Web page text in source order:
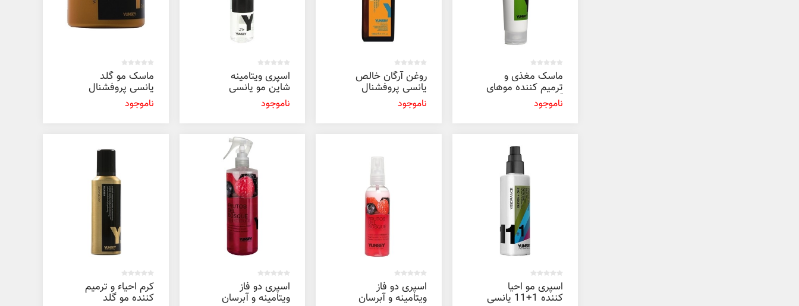
ماسک مغذی و
ترمیم کننده موهای
آسیب دیده الترا
یانسی پروفشنال
ناموجود
روغن آرگان خالص
یانسی پروفشنال
100 میل
ناموجود
اسپری ویتامینه
شاین مو یانسی
200 میل
ناموجود
ماسک مو گلد
یانسی پروفشنال
500 میل
ناموجود
اسپری مو احیا
کننده 1+11 یانسی
اسپری دو فاز
ویتامینه و آبرسان
اسپری دو فاز
ویتامینه و آبرسان
کرم احیاء و ترمیم
کننده مو گلد